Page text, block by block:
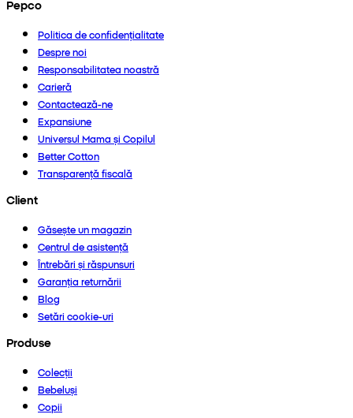
Pepco
Politica de confidențialitate
Despre noi
Responsabilitatea noastră
Carieră
Contactează-ne
Expansiune
Universul Mama și Copilul
Better Cotton
Transparență fiscală
Client
Găsește un magazin
Centrul de asistență
Întrebări și răspunsuri
Garanția returnării
Blog
Setări cookie-uri
Produse
Colecții
Bebeluși
Copii